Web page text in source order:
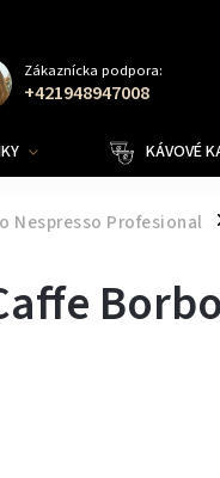
Zákaznícka podpora:
+421948947008
KÁVOVÉ
Nespresso Profesional /